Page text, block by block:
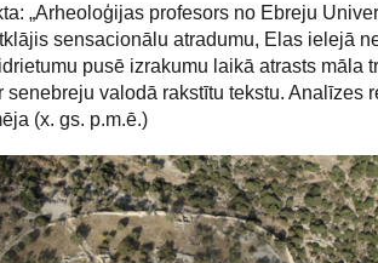
„Arheoloģijas profesors no Ebreju
sensacionālu atradumu, Elas ielejā
pusē izrakumu laikā atrasts māla
senebreju valodā rakstītu tekstu. Analīzes
(x. gs. p.m.ē.)